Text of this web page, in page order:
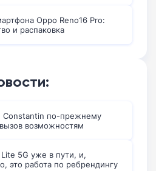
Oppo Reno16 Pro:
и распаковка
Constantin по-прежнему
возможностям
5G уже в пути, и,
это работа по ребрендингу